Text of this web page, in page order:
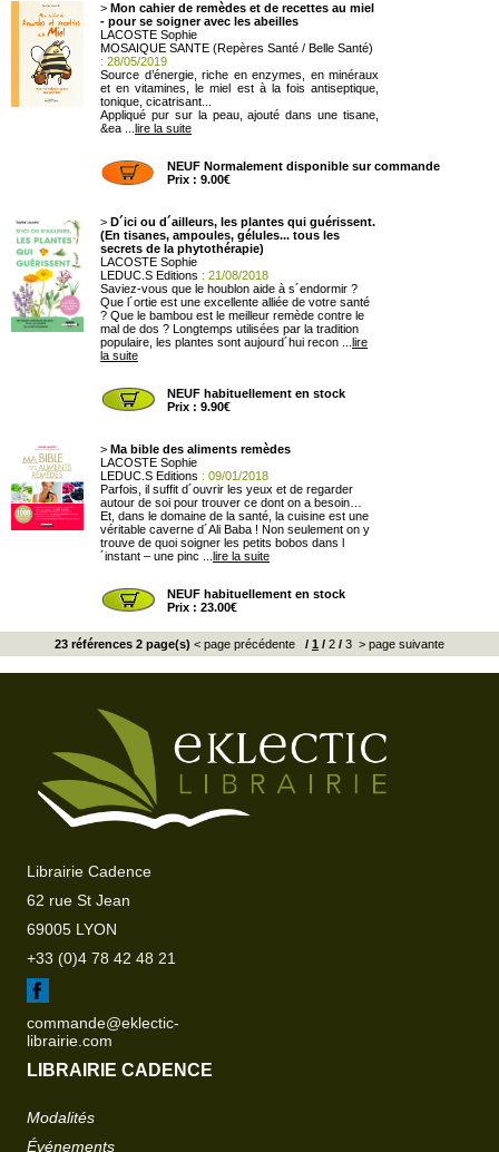
> Mon cahier de remèdes et de recettes au miel
- pour se soigner avec les abeilles
LACOSTE Sophie
MOSAIQUE SANTE (Repères Santé / Belle Santé)
: 28/05/2019
Source d’énergie, riche en enzymes, en minéraux
et en vitamines, le miel est à la fois antiseptique,
tonique, cicatrisant...
Appliqué pur sur la peau, ajouté dans une tisane,
&ea ... lire la suite
NEUF Normalement disponible sur commande
Prix : 9.00€
> D´ici ou d´ailleurs, les plantes qui guérissent.
(En tisanes, ampoules, gélules... tous les
secrets de la phytothérapie)
LACOSTE Sophie
LEDUC.S Editions : 21/08/2018
Saviez-vous que le houblon aide à s´endormir ?
Que l´ortie est une excellente alliée de votre santé
? Que le bambou est le meilleur remède contre le
mal de dos ? Longtemps utilisées par la tradition
populaire, les plantes sont aujourd´hui recon ... lire
la suite
NEUF habituellement en stock
Prix : 9.90€
> Ma bible des aliments remèdes
LACOSTE Sophie
LEDUC.S Editions : 09/01/2018
Parfois, il suffit d´ouvrir les yeux et de regarder
autour de soi pour trouver ce dont on a besoin…
Et, dans le domaine de la santé, la cuisine est une
véritable caverne d´Ali Baba ! Non seulement on y
trouve de quoi soigner les petits bobos dans l
´instant – une pinc ... lire la suite
NEUF habituellement en stock
Prix : 23.00€
23 références 2 page(s) < page précédente / 1 / 2 / 3 > page suivante
Librairie Cadence
62 rue St Jean
69005 LYON
+33 (0)4 78 42 48 21
commande@eklectic-
librairie.com
LIBRAIRIE CADENCE
Modalités
Événements